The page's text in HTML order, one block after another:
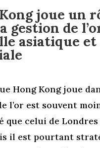
joue un
gestion de
asiatique et
Hong Kong joue
l’or est souvent
que celui de Londres
il est pourtant